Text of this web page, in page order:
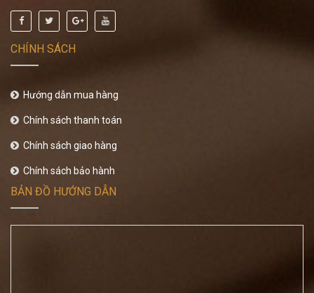
CHÍNH SÁCH
Hướng dẫn mua hàng
Chính sách thanh toán
Chính sách giao hàng
Chính sách bảo hành
BẢN ĐỒ HƯỚNG DẪN